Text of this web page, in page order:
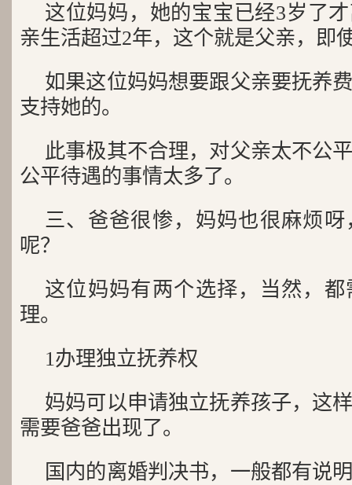
这位妈妈，她的宝宝已经3岁了
亲生活超过2年，这个就是父亲，即
如果这位妈妈想要跟父亲要抚养
支持她的。
此事极其不合理，对父亲太不公
公平待遇的事情太多了。
三、爸爸很惨，妈妈也很麻烦
呢？
这位妈妈有两个选择，当然，
理。
1办理独立抚养权
妈妈可以申请独立抚养孩子，这
需要爸爸出现了。
国内的离婚判决书，一般都有说